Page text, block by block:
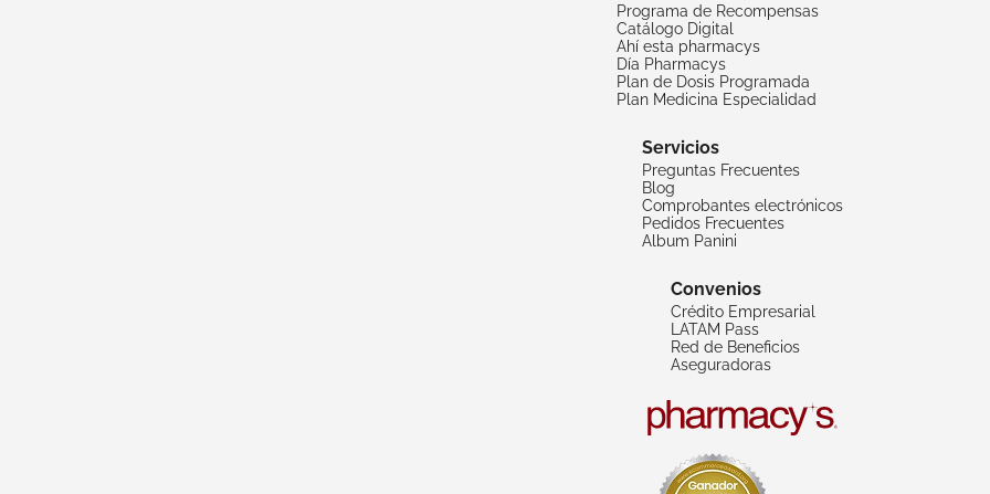
Programa de Recompensas
Catálogo Digital
Ahí esta pharmacys
Día Pharmacys
Plan de Dosis Programada
Plan Medicina Especialidad
Servicios
Preguntas Frecuentes
Blog
Comprobantes electrónicos
Pedidos Frecuentes
Album Panini
Convenios
Crédito Empresarial
LATAM Pass
Red de Beneficios
Aseguradoras